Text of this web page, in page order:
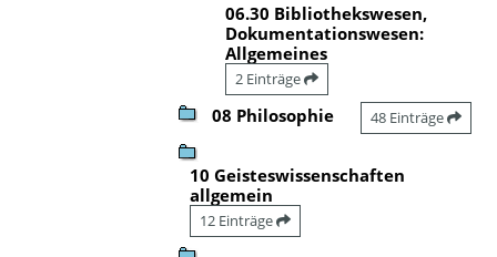
06.30 Bibliothekswesen,
Dokumentationswesen:
Allgemeines
2 Einträge
08 Philosophie 48 Einträge
10 Geisteswissenschaften
allgemein
12 Einträge